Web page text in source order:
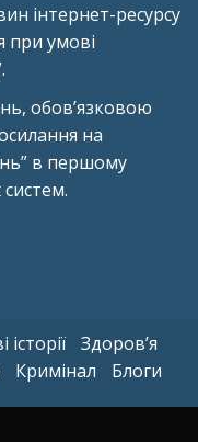
інтернет-ресурсу
при умові
обов’язковою
на
в першому
Здоров’я
Кримінал Блоги